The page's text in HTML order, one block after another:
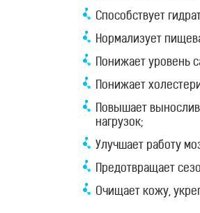
Отзывы
Контакты
Способствует
Нормализует
Понижает уровень
Понижает
Повышает
нагрузок;
Улучшает работу
Предотвращает
Очищает кожу,